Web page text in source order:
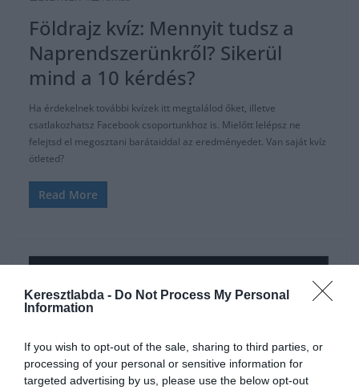
Keresztlabda - Do Not Process My Personal
Information
If you wish to opt-out of the sale, sharing to third parties, or
processing of your personal or sensitive information for
targeted advertising by us, please use the below opt-out
Földrajz kvíz: Mennyit tudsz a
Naprendszerünkről? Sikerül
mind a 10 kérdés?
Ha érdekelnek további kvízek itt megtalálod őket, illetve
csatlakozhatsz Facebook csoportunkhoz is. Mielőtt lelépsz ne
felejtsd el megosztani barátaiddal az eredményedet. Van saját kvíz
ötleted?
Read More
ÁLTALÁNOS KVÍZEK FÖLDRAJZ